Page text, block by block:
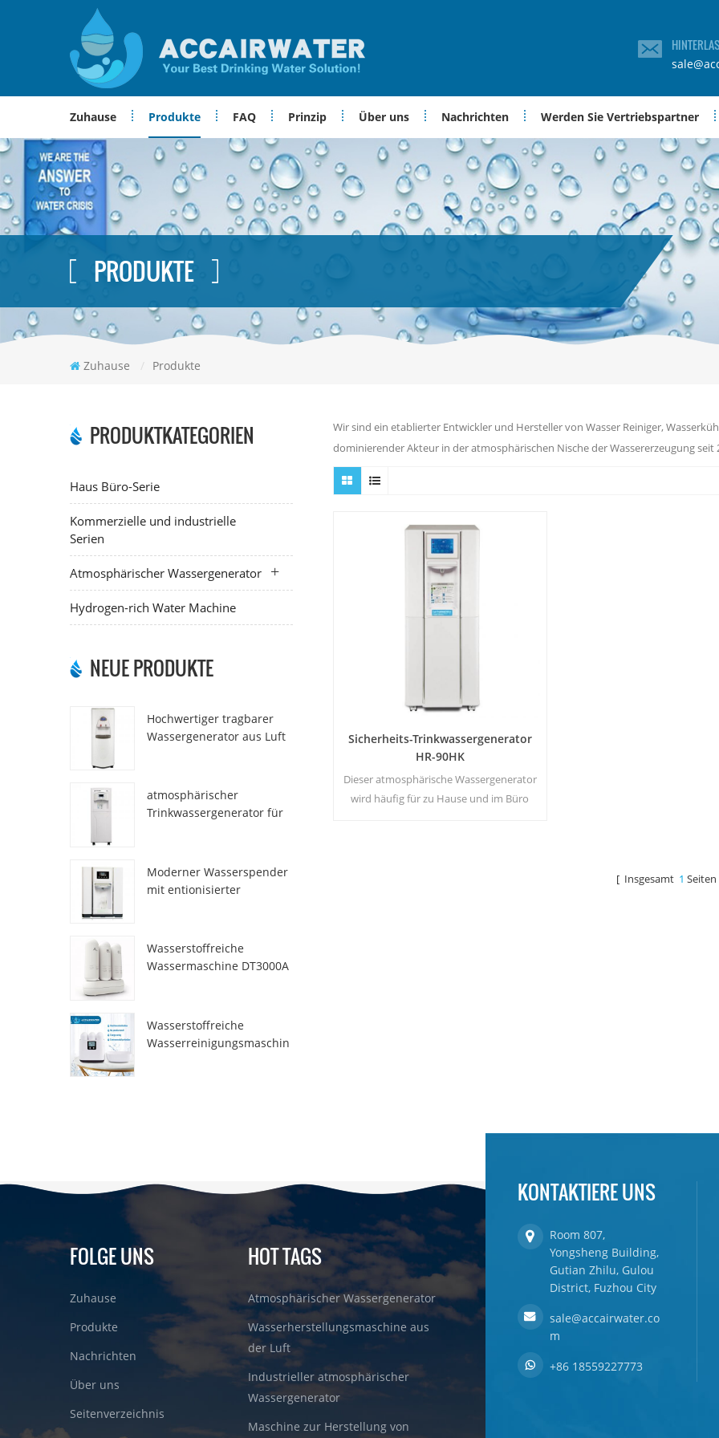
Zuhause Produkte FAQ Prinzip Über uns Nachrichten Werden Sie Vertriebspartner
PRODUKTE
Zuhause / Produkte
PRODUKTKATEGORIEN
Haus Büro-Serie
Kommerzielle und industrielle
Serien
Atmosphärischer Wassergenerator
Hydrogen-rich Water Machine
NEUE PRODUKTE
Hochwertiger tragbarer
Wassergenerator aus Luft
atmosphärischer
Trinkwassergenerator für
Moderner Wasserspender
mit entionisierter
Wasserstoffreiche
Wassermaschine DT3000A
Wasserstoffreiche
Wasserreinigungsmaschin
Wir sind ein etablierter Entwickler und Hersteller von Wasser Reiniger,
dominierender Akteur in der atmosphärischen Nische der Wassererzeugung seit
Sicherheits-Trinkwassergenerator
HR-90HK
Dieser atmosphärische Wassergenerator
wird häufig für zu Hause und im Büro
[ Insgesamt 1
FOLGE UNS
Zuhause
Produkte
Nachrichten
Über uns
Seitenverzeichnis
HOT TAGS
Atmosphärischer Wassergenerator
Wasserherstellungsmaschine aus
der Luft
Industrieller atmosphärischer
Wassergenerator
Maschine zur Herstellung von
KONTAKTIERE UNS
Room 807,
Yongsheng Building,
Gutian Zhilu, Gulou
District, Fuzhou City
sale@accairwater.co
m
+86 18559227773